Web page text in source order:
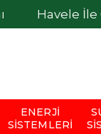
İle
ENERJI
SISTEMLERI